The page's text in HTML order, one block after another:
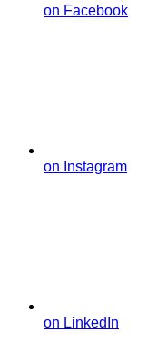
on Facebook
on Instagram
on LinkedIn